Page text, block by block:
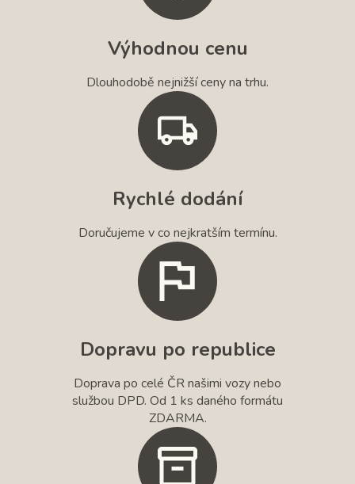
Výhodnou cenu
Dlouhodobě nejnižší ceny na trhu.
Rychlé dodání
Doručujeme v co nejkratším termínu.
Dopravu po republice
Doprava po celé ČR našimi vozy nebo
službou DPD. Od 1 ks daného formátu
ZDARMA.